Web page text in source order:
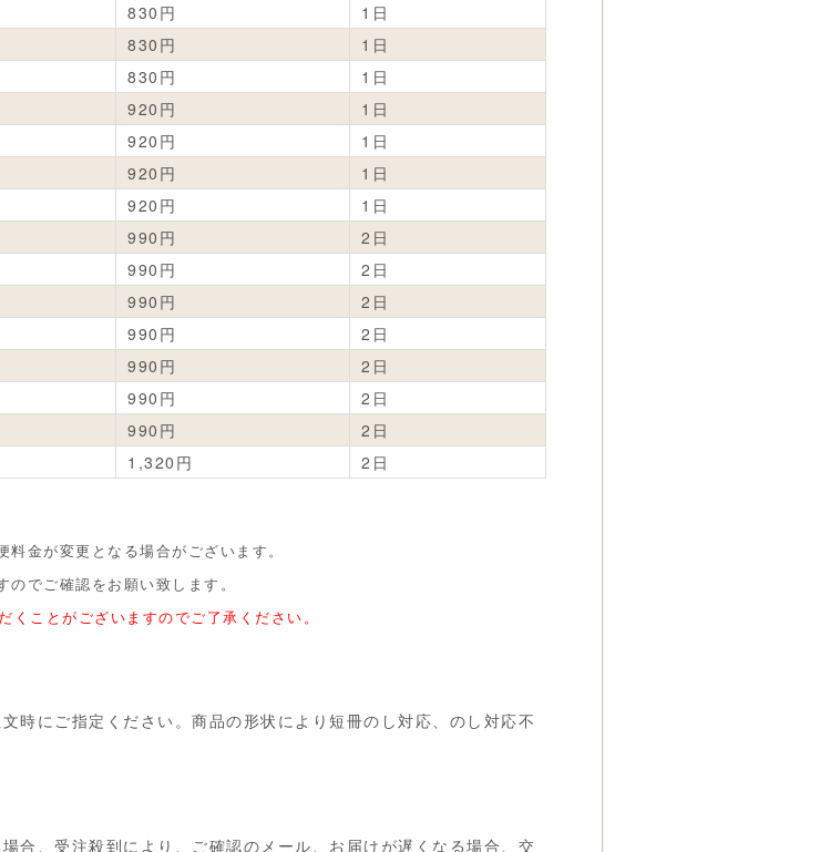
830円
1日
830円
1日
830円
1日
920円
1日
920円
1日
920円
1日
920円
1日
990円
2日
990円
2日
990円
2日
990円
2日
990円
2日
990円
2日
990円
2日
1,320円 2日
金が変更となる場合がございます。
でご確認をお願い致します。
ことがございますのでご了承ください。
時にご指定ください。商品の形状により短冊のし対応、のし対応不
合、受注殺到により、ご確認のメール、お届けが遅くなる場合、交